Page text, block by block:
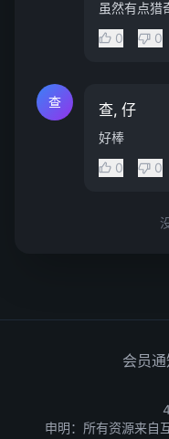
虽然有点猎
0
0
查 查, 仔
好棒
0
0
会员通
申明：所有资源来自